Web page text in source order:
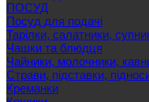
ПОСУД
Посуд для подачі
Тарілки, салатники,
Чашки та блюдця
Чайники, молочники,
Страви, підставки,
Креманки